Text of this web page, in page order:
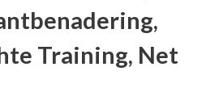
Training, Net